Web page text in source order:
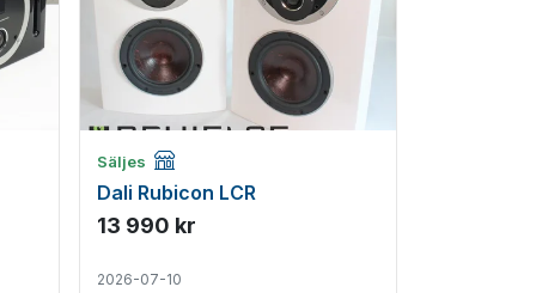
Säljes Företagsannons
Dali Rubicon LCR
13 990 kr
2026-07-10